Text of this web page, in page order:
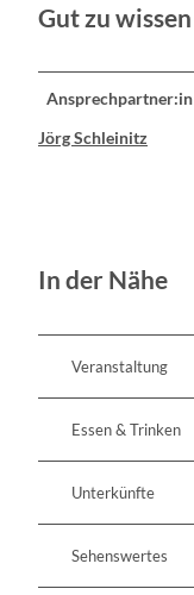
Gut zu wissen
Ansprechpartner:in
Jörg Schleinitz
In der Nähe
Veranstaltung
Essen & Trinken
Unterkünfte
Sehenswertes